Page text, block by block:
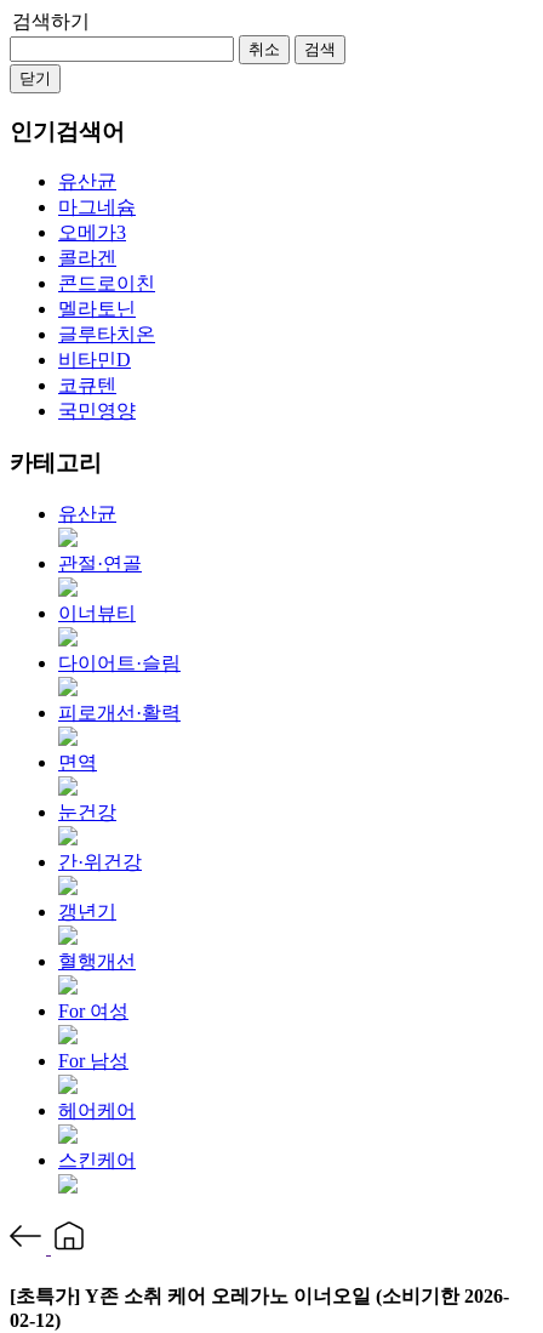
검색하기
취소
검색
닫기
인기검색어
유산균
마그네슘
오메가3
콜라겐
콘드로이친
멜라토닌
글루타치온
비타민D
코큐텐
국민영양
카테고리
유산균
관절·연골
이너뷰티
다이어트·슬림
피로개선·활력
면역
눈건강
간·위건강
갱년기
혈행개선
For 여성
For 남성
헤어케어
스킨케어
[초특가] Y존 소취 케어 오레가노 이너오일 (소비기한 2026-
02-12)